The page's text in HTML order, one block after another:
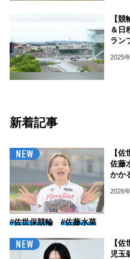
【
＆日
ラン
2025
新着記事
【
佐藤
かか
2026
#佐世保競輪 #佐藤水菜
【
児玉